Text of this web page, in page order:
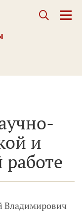
и
Владимирович